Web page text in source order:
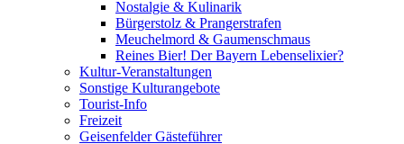
Nostalgie & Kulinarik
Bürgerstolz & Prangerstrafen
Meuchelmord & Gaumenschmaus
Reines Bier! Der Bayern Lebenselixier?
Kultur-Veranstaltungen
Sonstige Kulturangebote
Tourist-Info
Freizeit
Geisenfelder Gästeführer